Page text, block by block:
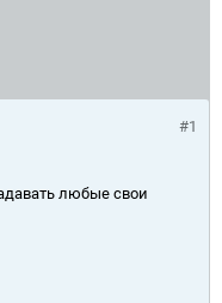
#1
любые свои